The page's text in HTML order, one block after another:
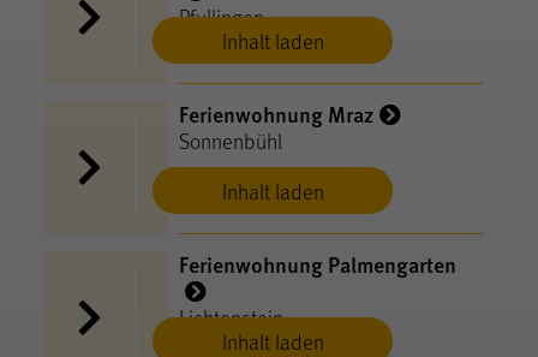
Inhalt laden
Pfullingen
Inhalt laden
Ferienwohnung Mraz
Sonnenbühl
Inhalt laden
Ferienwohnung Palmengarten
Lichtenstein